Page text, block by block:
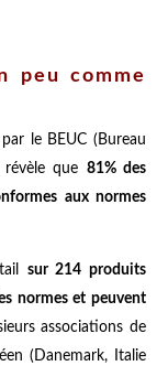
peu comme
le BEUC (Bureau
révèle que 81% des
aux normes
sur 214 produits
normes et peuvent
associations de
(Danemark, Italie